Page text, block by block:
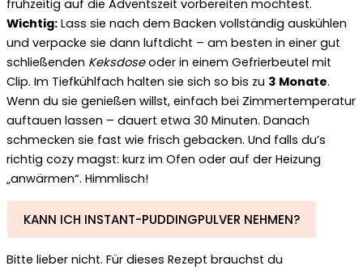
frühzeitig auf die Adventszeit vorbereiten möchtest.
Wichtig: Lass sie nach dem Backen vollständig auskühlen
und verpacke sie dann luftdicht – am besten in einer gut
schließenden Keksdoseoder in einem Gefrierbeutel mit
Clip. Im Tiefkühlfach halten sie sich so bis zu 3 Monate.
Wenn du sie genießen willst, einfach bei Zimmertemperatur
auftauen lassen – dauert etwa 30 Minuten. Danach
schmecken sie fast wie frisch gebacken. Und falls du’s
richtig cozy magst: kurz im Ofen oder auf der Heizung
„anwärmen“. Himmlisch!
KANN ICH INSTANT-PUDDINGPULVER NEHMEN?
Bitte lieber nicht. Für dieses Rezept brauchst du